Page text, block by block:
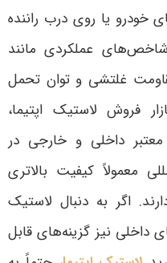
خودرو یا روی درب راننده
عملکردی مانند
غلتشی و توان تحمل
فروش لاستیک اپتیما،
داخلی و خارجی در
معمولاً کیفیت بالاتری
اگر به دنبال لاستیک
داخلی نیز گزینه‌های قابل